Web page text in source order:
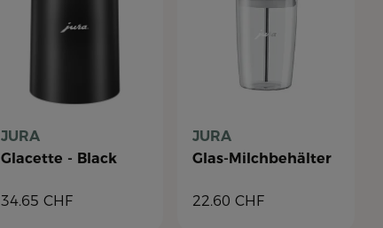
JURA
Glacette - Black
34.65 CHF
JURA
Glas-Milchbehälter
22.60 CHF